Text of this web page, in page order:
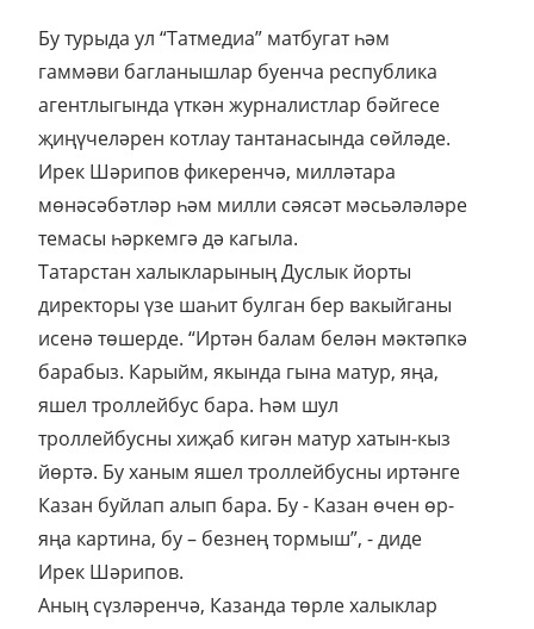
Бу турыда ул “Татмедиа” матбугат һәм
гаммәви багланышлар буенча республика
агентлыгында үткән журналистлар бәйгесе
җиңүчеләрен котлау тантанасында сөйләде.
Ирек Шәрипов фикеренчә, милләтара
мөнәсәбәтләр һәм милли сәясәт мәсьәләләре
темасы һәркемгә дә кагыла.
Татарстан халыкларының Дуслык йорты
директоры үзе шаһит булган бер вакыйганы
исенә төшерде. “Иртән балам белән мәктәпкә
барабыз. Карыйм, якында гына матур, яңа,
яшел троллейбус бара. Һәм шул
троллейбусны хиҗаб кигән матур хатын-кыз
йөртә. Бу ханым яшел троллейбусны иртәнге
Казан буйлап алып бара. Бу - Казан өчен өр-
яңа картина, бу – безнең тормыш”, - диде
Ирек Шәрипов.
Аның сүзләренчә, Казанда төрле халыклар